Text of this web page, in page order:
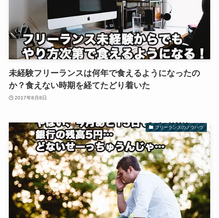
未経験フリーランスは何年で食えるようになったの
か？食えない時期を経てたどり着いた
2017年8月8日
フリーランスのノウハウ